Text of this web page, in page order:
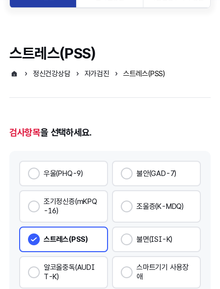
스트레스(PSS)
정신건강상담 자가검진 스트레스(PSS)
검사항목을 선택하세요.
우울(PHQ-9) 불안(GAD-7)
조기정신증(mKPQ
-16)
조울증(K-MDQ)
스트레스(PSS) 불면(ISI-K)
알코올중독(AUDI
T-K)
스마트기기 사용장
애